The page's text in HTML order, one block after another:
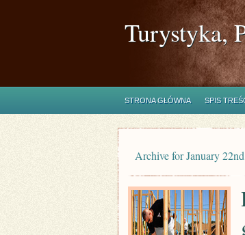
Turystyka,
STRONA GŁÓWNA SPIS
Archive for January